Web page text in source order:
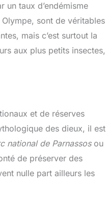
un taux d’endémisme
sont de véritables
mais c’est surtout la
aux plus petits insectes,
et de réserves
des dieux, il est
national de Parnassosou
de préserver des
nulle part ailleurs les